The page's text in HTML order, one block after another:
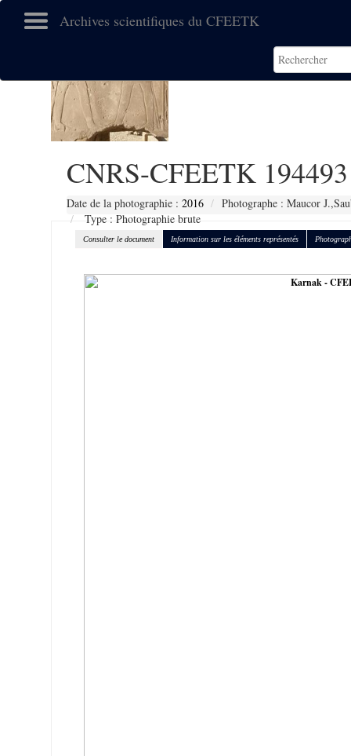
Archives scientifiques du CFEETK
CNRS-CFEETK 194493
Date de la photographie : 2016
Photographe : Maucor
Type : Photographie brute
Consulter le document Information sur les éléments représentés